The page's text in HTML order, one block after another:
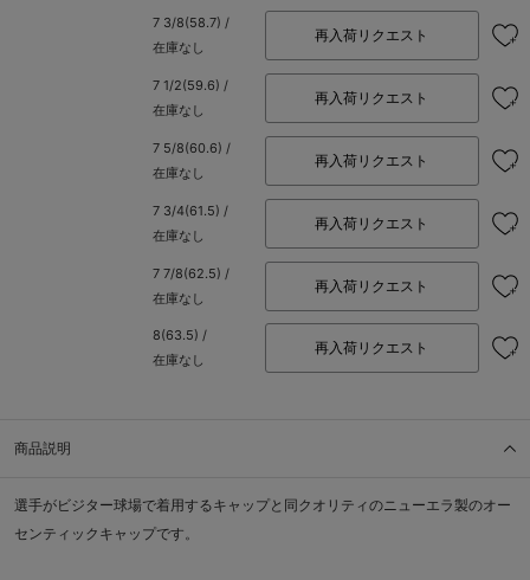
7 3/8(58.7) /
在庫なし
再入荷リクエスト
7 1/2(59.6) /
在庫なし
再入荷リクエスト
7 5/8(60.6) /
在庫なし
再入荷リクエスト
7 3/4(61.5) /
在庫なし
再入荷リクエスト
7 7/8(62.5) /
在庫なし
再入荷リクエスト
8(63.5) /
在庫なし
再入荷リクエスト
商品説明
選手がビジター球場で着用するキャップと同クオリティのニューエラ製のオー
センティックキャップです。